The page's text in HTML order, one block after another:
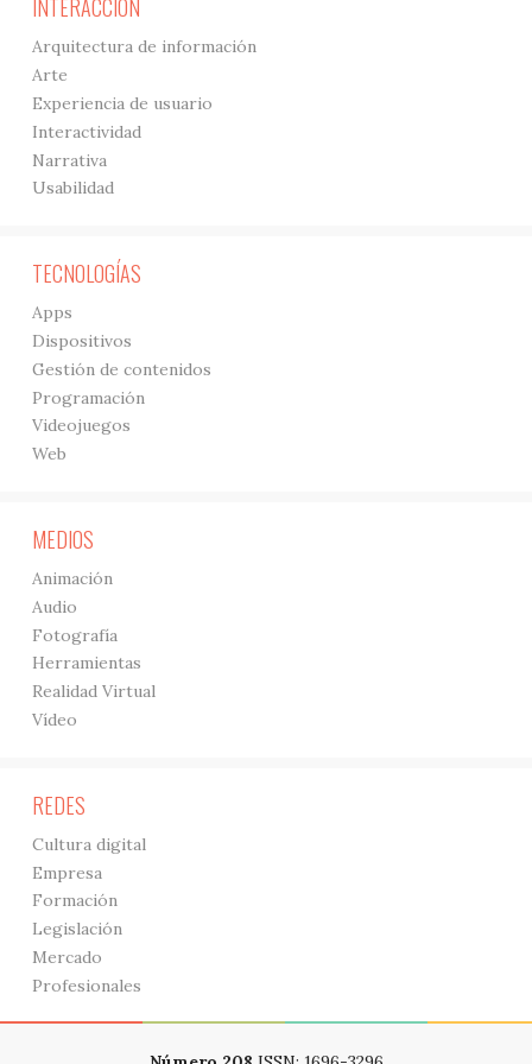
INTERACCIÓN
Arquitectura de información
Arte
Experiencia de usuario
Interactividad
Narrativa
Usabilidad
TECNOLOGÍAS
Apps
Dispositivos
Gestión de contenidos
Programación
Videojuegos
Web
MEDIOS
Animación
Audio
Fotografía
Herramientas
Realidad Virtual
Vídeo
REDES
Cultura digital
Empresa
Formación
Legislación
Mercado
Profesionales